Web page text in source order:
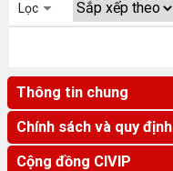
Lọc
Thông tin chung
Chính sách và quy định
Cộng đồng CIVIP